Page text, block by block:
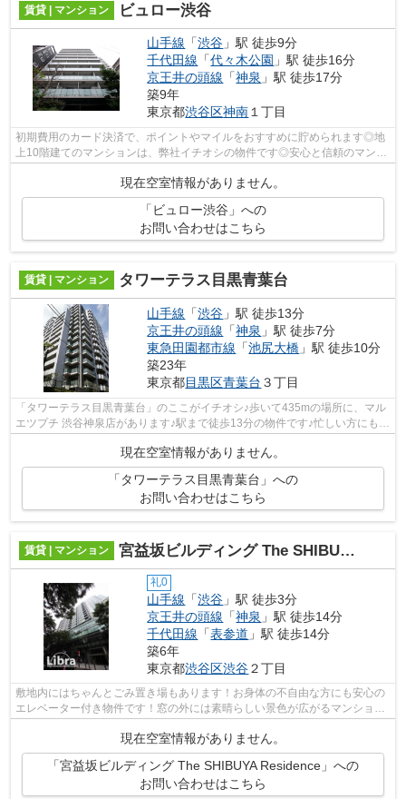
賃貸 | マンション ビュロー渋谷
山手線 「渋谷 」駅 徒歩9分
千代田線 「代々木公園 」駅 徒歩16分
京王井の頭線 「神泉 」駅 徒歩17分
築9年
東京都渋谷区神南１丁目
初期費用のカード決済で、ポイントやマイルをおすすめに貯められます◎地
上10階建てのマンションは、弊社イチオシの物件です◎安心と信頼のマンシ
ョンタイプの物件◎エレベーターがある物...
現在空室情報がありません。
「ビュロー渋谷」への
お問い合わせはこちら
賃貸 | マンション タワーテラス目黒青葉台
山手線 「渋谷 」駅 徒歩13分
京王井の頭線 「神泉 」駅 徒歩7分
東急田園都市線 「池尻大橋 」駅 徒歩10分
築23年
東京都目黒区青葉台 ３丁目
「タワーテラス目黒青葉台」のここがイチオシ♪歩いて435mの場所に、マル
エツプチ 渋谷神泉店があります♪駅まで徒歩13分の物件です♪忙しい方にも好
評の敷地内ごみ置き場付物件♪当社スタ...
現在空室情報がありません。
「タワーテラス目黒青葉台」への
お問い合わせはこちら
賃貸 | マンション 宮益坂ビルディング The SHIBUYA Residence
礼0
山手線 「渋谷 」駅 徒歩3分
京王井の頭線 「神泉 」駅 徒歩14分
千代田線 「表参道 」駅 徒歩14分
築6年
東京都渋谷区渋谷２丁目
敷地内にはちゃんとごみ置き場もあります！お身体の不自由な方にも安心の
エレベーター付き物件です！窓の外には素晴らしい景色が広がるマンション
現在空室情報がありません。
「宮益坂ビルディング The SHIBUYA Residence」への
お問い合わせはこちら